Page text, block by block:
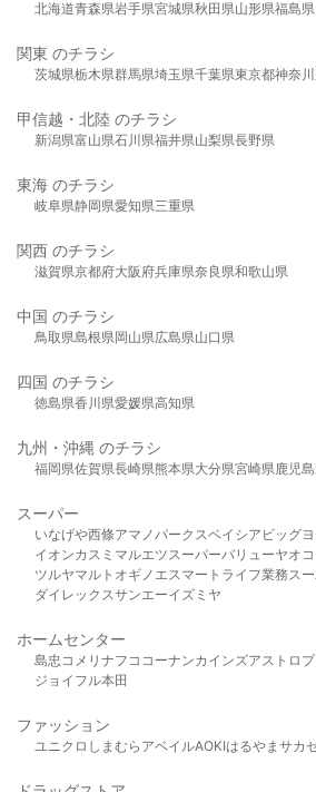
北海道青森県岩手県宮城県秋田県山形県福島県
関東 のチラシ
茨城県栃木県群馬県埼玉県千葉県東京都神奈
甲信越・北陸 のチラシ
新潟県富山県石川県福井県山梨県長野県
東海 のチラシ
岐阜県静岡県愛知県三重県
関西 のチラシ
滋賀県京都府大阪府兵庫県奈良県和歌山県
中国 のチラシ
鳥取県島根県岡山県広島県山口県
四国 のチラシ
徳島県香川県愛媛県高知県
九州・沖縄 のチラシ
福岡県佐賀県長崎県熊本県大分県宮崎県鹿児
スーパー
いなげや西條アマノパークスベイシア ビッグ
イオンカスミ マルエツスーパーバリューヤオ
ツルヤマルト オギノ エスマート ライフ業務ス
ダイレックスサンエーイズミヤ
ホームセンター
島忠 コメリ ナフコ コーナンカインズアストロ
ジョイフル本田
ファッション
ユニクロ しまむら アベイルAOKIはるやま サカ